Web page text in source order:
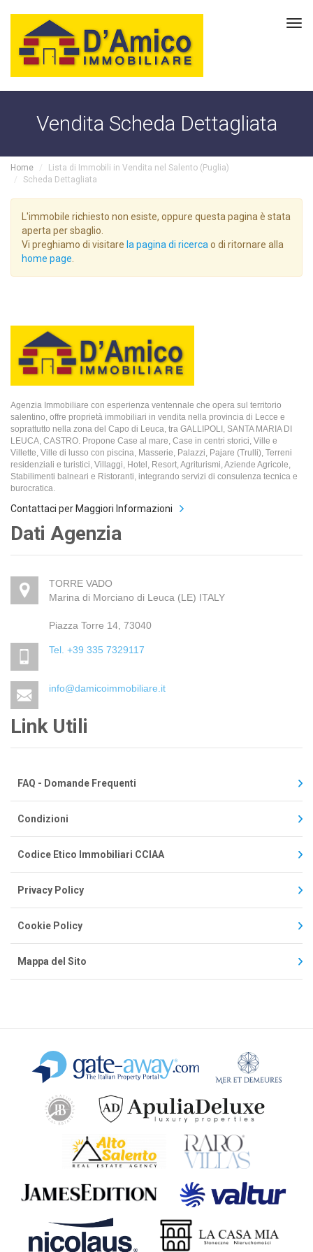
Vendita Scheda Dettagliata
Home
Lista di Immobili in Vendita nel Salento (Puglia)
Scheda Dettagliata
L'immobile richiesto non esiste, oppure questa pagina è stata
aperta per sbaglio.
Vi preghiamo di visitare la pagina di ricercao di ritornare alla
home page.
Agenzia Immobiliare con esperienza ventennale che opera sul territorio
salentino, offre proprietà immobiliari in vendita nella provincia di Lecce e
soprattutto nella zona del Capo di Leuca, tra GALLIPOLI, SANTA MARIA DI
LEUCA, CASTRO. Propone Case al mare, Case in centri storici, Ville e
Villette, Ville di lusso con piscina, Masserie, Palazzi, Pajare (Trulli), Terreni
residenziali e turistici, Villaggi, Hotel, Resort, Agriturismi, Aziende Agricole,
Stabilimenti balneari e Ristoranti, integrando servizi di consulenza tecnica e
burocratica.
Contattaci per Maggiori Informazioni
Dati Agenzia
TORRE VADO
Marina di Morciano di Leuca (LE) ITALY
Piazza Torre 14, 73040
Tel. +39 335 7329117
info@damicoimmobiliare.it
Link Utili
FAQ - Domande Frequenti
Condizioni
Codice Etico Immobiliari CCIAA
Privacy Policy
Cookie Policy
Mappa del Sito